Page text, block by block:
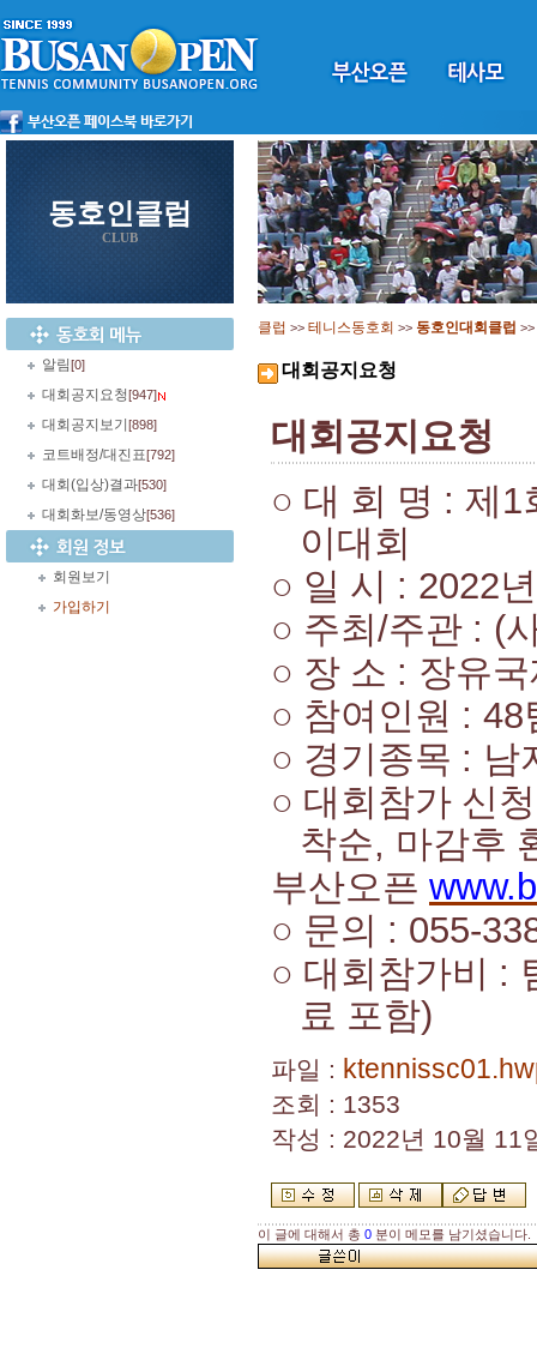
동호인클럽
CLUB
알림[0]
대회공지요청[947]
대회공지보기 [898]
코트배정/대진표[792]
대회(입상)결과[530]
대회화보/동영상[536]
회원보기
가입하기
클럽 >> 테니스동호회 >> 동호인대회클럽 >>
대회공지요청
대회공지요청
○ 대 회 명 : 제 1
이대회
○ 일 시 : 2022
○ 주최 /주관 : (
○ 장 소 : 장유
○ 참여인원 : 48
○ 경기종목 : 남
○ 대회참가 신
착순, 마감후
부산오픈
○ 문의 : 055-
○ 대회참가비 :
료 포함)
파일 :
조회 : 1353
작성 : 2022년 10월 11
이 글에 대해서 총 0 분이 메모를 남기셨습니다.